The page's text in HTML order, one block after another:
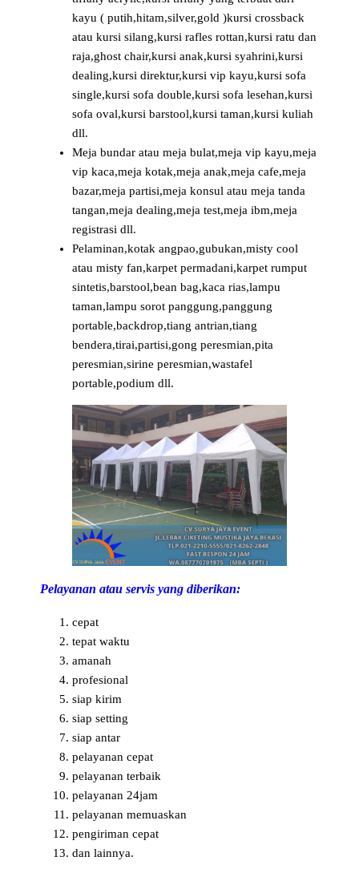
kayu ( putih,hitam,silver,gold )kursi crossback
atau kursi silang,kursi rafles rottan,kursi ratu dan
raja,ghost chair,kursi anak,kursi syahrini,kursi
dealing,kursi direktur,kursi vip kayu,kursi sofa
single,kursi sofa double,kursi sofa lesehan,kursi
sofa oval,kursi barstool,kursi taman,kursi kuliah
dll.
Meja bundar atau meja bulat,meja vip kayu,meja
vip kaca,meja kotak,meja anak,meja cafe,meja
bazar,meja partisi,meja konsul atau meja tanda
tangan,meja dealing,meja test,meja ibm,meja
registrasi dll.
Pelaminan,kotak angpao,gubukan,misty cool
atau misty fan,karpet permadani,karpet rumput
sintetis,barstool,bean bag,kaca rias,lampu
taman,lampu sorot panggung,panggung
portable,backdrop,tiang antrian,tiang
bendera,tirai,partisi,gong peresmian,pita
peresmian,sirine peresmian,wastafel
portable,podium dll.
Pelayanan atau servis yang diberikan:
cepat
tepat waktu
amanah
profesional
siap kirim
siap setting
siap antar
pelayanan cepat
pelayanan terbaik
pelayanan 24jam
pelayanan memuaskan
pengiriman cepat
dan lainnya.